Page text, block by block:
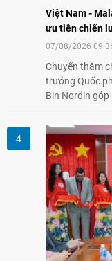
Việt Nam -
ưu tiên chiến
07/08/2026
Chuyến thăm
trưởng Quốc
Bin Nordin
Malaysia theo